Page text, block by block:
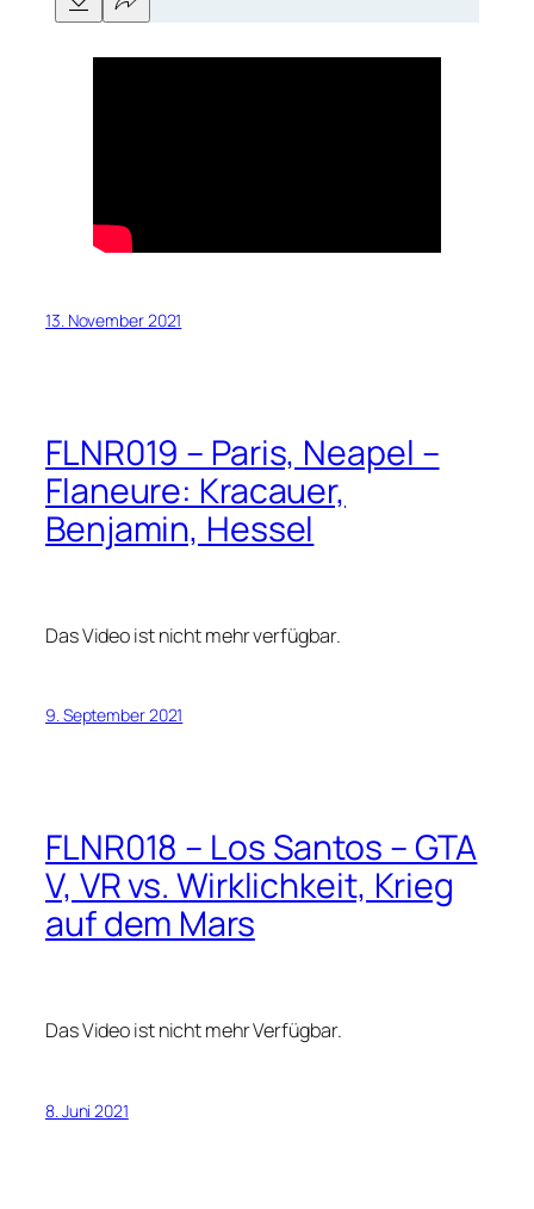
13. November 2021
FLNR019 – Paris, Neapel –
Flaneure: Kracauer,
Benjamin, Hessel
Das Video ist nicht mehr verfügbar.
9. September 2021
FLNR018 – Los Santos – GTA
V, VR vs. Wirklichkeit, Krieg
auf dem Mars
Das Video ist nicht mehr Verfügbar.
8. Juni 2021